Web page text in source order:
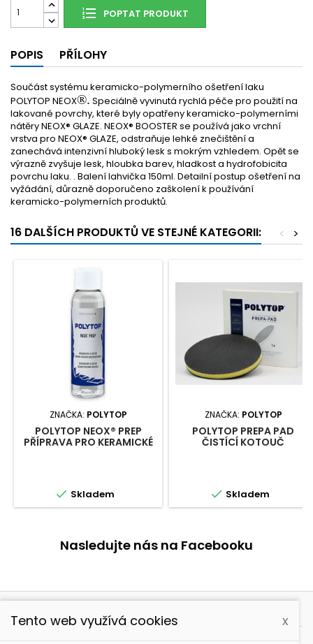
POPTAT PRODUKT
POPIS PŘÍLOHY
Součást systému keramicko-polymerního ošetření laku
POLYTOP NEOX®. Speciálně vyvinutá rychlá péče pro použití na
lakované povrchy, které byly opatřeny keramicko-polymerními
nátěry NEOX® GLAZE. NEOX® BOOSTER se používá jako vrchní
vrstva pro NEOX® GLAZE, odstraňuje lehké znečištění a
zanechává intenzivní hluboký lesk s mokrým vzhledem. Opět se
výrazně zvyšuje lesk, hloubka barev, hladkost a hydrofobicita
povrchu laku. . Balení lahvička 150ml. Detailní postup ošetření na
vyžádání, důrazně doporučeno zaškolení k používání
keramicko-polymerních produktů.
16 DALŠÍCH PRODUKTŮ VE STEJNÉ KATEGORII: >
<
ZNAČKA: POLYTOP
POLYTOP NEOX® PREP
PŘÍPRAVA PRO KERAMICKÉ
 Skladem
ZNAČKA: POLYTOP
POLYTOP PREPA PAD
ČISTÍCÍ KOTOUČ
 Skladem
Nasledujte nás na Facebooku
Tento web využívá cookies x